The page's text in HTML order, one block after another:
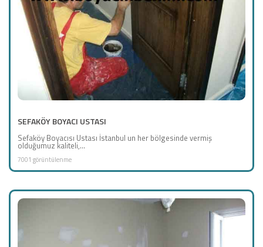
SEFAKÖY BOYACI USTASI
Sefaköy Boyacısı Ustası İstanbul un her bölgesinde vermiş
olduğumuz kaliteli,...
7001 görüntülenme